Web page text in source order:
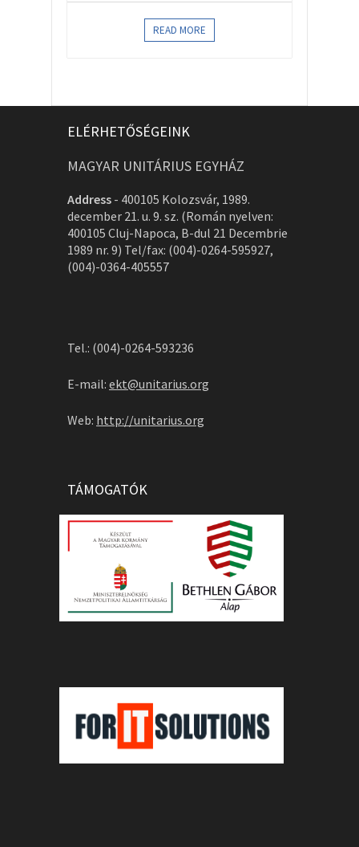
READ MORE
ELÉRHETŐSÉGEINK
MAGYAR UNITÁRIUS EGYHÁZ
Address - 400105 Kolozsvár, 1989.
december 21. u. 9. sz. (Román nyelven:
400105 Cluj-Napoca, B-dul 21 Decembrie
1989 nr. 9) Tel/fax: (004)-0264-595927,
(004)-0364-405557
Tel.: (004)-0264-593236
E-mail: ekt@unitarius.org
Web: http://unitarius.org
TÁMOGATÓK